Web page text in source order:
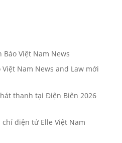
Việt Nam News
Nam News and Law mới
thanh tại Điện Biên 2026
chí điện tử Elle Việt Nam